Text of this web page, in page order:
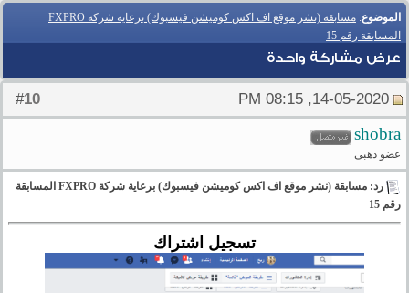
الموضوع:
مسابقة (نشر موقع اف اكس كوميشن فيسبوك) برعاية شركة FXPRO
المسابقة رقم 15
عرض مشاركة واحدة
10
shobra
عضو ذهبى
رد: مسابقة (نشر موقع اف اكس كوميشن فيسبوك) برعاية شركة FXPRO المسابقة
رقم 15
تسجيل اشتراك